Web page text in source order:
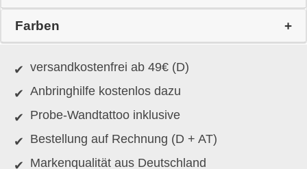
Farben
versandkostenfrei ab 49€ (D)
Anbringhilfe kostenlos dazu
Probe-Wandtattoo inklusive
Bestellung auf Rechnung (D + AT)
Markenqualität aus Deutschland